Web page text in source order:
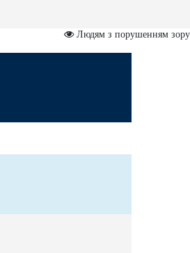
Людям з порушенням зору